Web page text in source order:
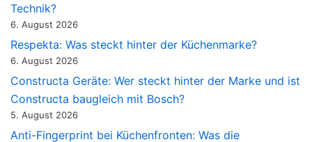
Technik?
6. August 2026
Respekta: Was steckt hinter der Küchenmarke?
6. August 2026
Constructa Geräte: Wer steckt hinter der Marke und ist
Constructa baugleich mit Bosch?
5. August 2026
Anti-Fingerprint bei Küchenfronten: Was die